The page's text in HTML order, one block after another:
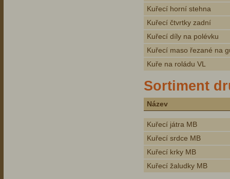
Kuřecí horní stehna
Kuřecí čtvrtky zadní
Kuřecí díly na polévku
Kuřecí maso řezané na
Kuře na roládu VL
Sortiment
Název
Kuřecí játra MB
Kuřecí srdce MB
Kuřecí krky MB
Kuřecí žaludky MB